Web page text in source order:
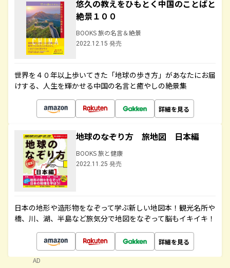
悠久の教えをひもとく中国のことばと
絶景１００
BOOKS 旅の名言＆絶景
2022.12.15 発売
世界を４０年以上歩いてきた「地球の歩き方」があなたにお届
けする、人生を輝かせる中国の名言と癒やしの絶景集
詳細を見る
地球のなぞり方 旅地図 日本編
BOOKS 旅と健康
2022.11.25 発売
日本の地形や造形物をなぞって学ぶ新しい地図本！観光名所や
橋、川、湖、半島など旅気分で地図をなぞって脳もイキイキ！
詳細を見る
AD